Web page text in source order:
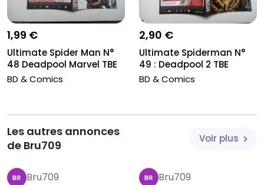
1,99 €
Ultimate Spider Man N°
48 Deadpool Marvel TBE
BD & Comics
2,90 €
Ultimate Spiderman N°
49 : Deadpool 2 TBE
BD & Comics
Les autres annonces
de Bru709
Voir plus
Bru709 Bru709